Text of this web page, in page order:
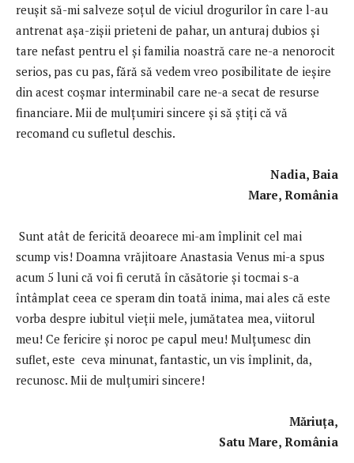
reuşit să-mi salveze soţul de viciul drogurilor în care l-au
antrenat așa-zișii prieteni de pahar, un anturaj dubios și
tare nefast pentru el și familia noastră care ne-a nenorocit
serios, pas cu pas, fără să vedem vreo posibilitate de ieșire
din acest coșmar interminabil care ne-a secat de resurse
financiare. Mii de mulţumiri sincere și să știți că vă
recomand cu sufletul deschis.
Nadia, Baia
Mare, România
Sunt atât de fericită deoarece mi-am împlinit cel mai
scump vis! Doamna vrăjitoare Anastasia Venus mi-a spus
acum 5 luni că voi fi cerută în căsătorie şi tocmai s-a
întâmplat ceea ce speram din toată inima, mai ales că este
vorba despre iubitul vieții mele, jumătatea mea, viitorul
meu! Ce fericire și noroc pe capul meu! Mulțumesc din
suflet, este ceva minunat, fantastic, un vis împlinit, da,
recunosc. Mii de mulțumiri sincere!
Măriuța,
Satu Mare, România